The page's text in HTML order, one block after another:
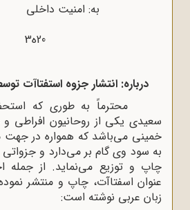
به: امنیت
20ه‌3
درباره: انتشار جزوه استفتاآت
محترماً به طوری که
سعیدی یکی از روحانیون افراطی و
خمینی می‌باشد که همواره در جهت
به سود وی گام بر می‌دارد و
چاپ و توزیع می‌نماید. از جمله
عنوان اسفتاآت، چاپ و منتشر
زبان عربی نوشته است: